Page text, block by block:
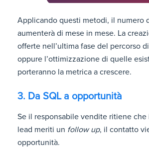
Applicando questi metodi, il numero
aumenterà di mese in mese. La
offerte nell’ultima fase del percorso
oppure l’ottimizzazione di quelle
porteranno la metrica a crescere.
3. Da SQL a opportunità
Se il responsabile vendite ritiene che
lead meriti un follow up, il contatto
opportunità.